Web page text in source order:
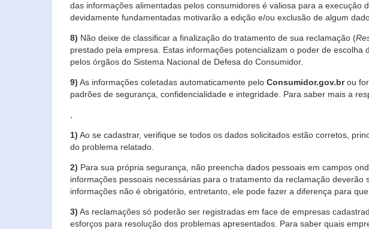
das informações alimentadas pelos consumidores é valiosa para a
devidamente fundamentadas motivarão a edição e/ou exclusão de algum
8) Não deixe de classificar a finalização do tratamento de sua reclamação (
prestado pela empresa. Estas informações potencializam o poder de
pelos órgãos do Sistema Nacional de Defesa do Consumidor.
9) As informações coletadas automaticamente pelo Consumidor.gov.brou
padrões de segurança, confidencialidade e integridade. Para saber mais a
1) Ao se cadastrar, verifique se todos os dados solicitados estão corretos,
do problema relatado.
2) Para sua própria segurança, não preencha dados pessoais em campos
informações pessoais necessárias para o tratamento da reclamação
informações não é obrigatório, entretanto, ele pode fazer a diferença para
3) As reclamações só poderão ser registradas em face de empresas
esforços para resolução dos problemas apresentados. Para saber quais